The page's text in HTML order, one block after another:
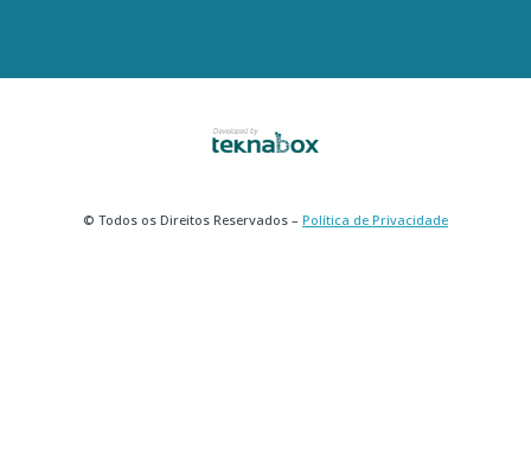
© Todos os Direitos Reservados – Política de Privacidade